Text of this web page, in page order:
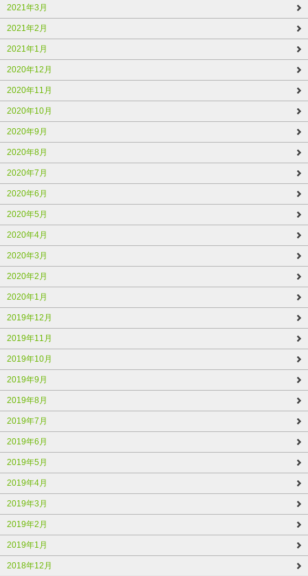
2021年3月
2021年2月
2021年1月
2020年12月
2020年11月
2020年10月
2020年9月
2020年8月
2020年7月
2020年6月
2020年5月
2020年4月
2020年3月
2020年2月
2020年1月
2019年12月
2019年11月
2019年10月
2019年9月
2019年8月
2019年7月
2019年6月
2019年5月
2019年4月
2019年3月
2019年2月
2019年1月
2018年12月